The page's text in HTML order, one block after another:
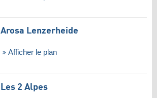
Arosa Lenzerheide
Afficher le plan
Les 2 Alpes